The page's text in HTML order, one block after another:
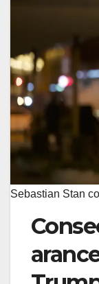
Sebastian Stan